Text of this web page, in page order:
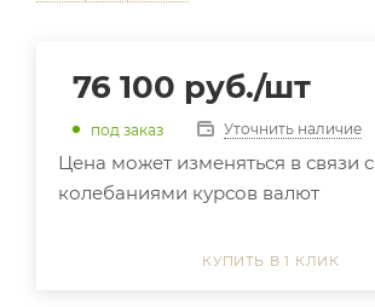
76 100 руб./шт
под заказ Уточнить наличие
Цена может изменяться в связи с
колебаниями курсов валют
КУПИТЬ В 1 КЛИК